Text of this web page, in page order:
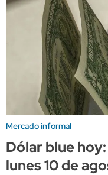
Mercado informal
Dólar blue
lunes 10 de